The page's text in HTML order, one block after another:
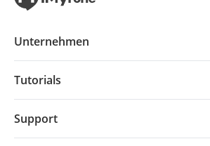
Unternehmen
Tutorials
Support